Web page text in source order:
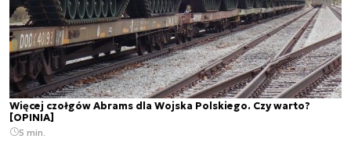
Więcej czołgów Abrams dla Wojska Polskiego. Czy warto?
[OPINIA]
5 min.